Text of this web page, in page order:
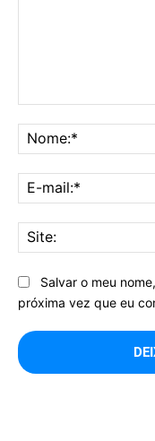
Salvar o meu
próxima vez que eu